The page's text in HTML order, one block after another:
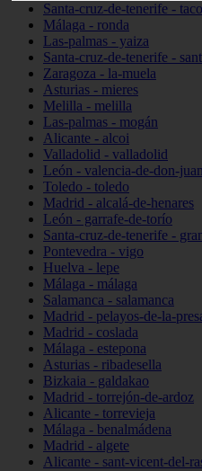
Santa-cruz-de-tenerife -
Málaga - ronda
Las-palmas - yaiza
Santa-cruz-de-tenerife -
Zaragoza - la-muela
Asturias - mieres
Melilla - melilla
Las-palmas - mogán
Alicante - alcoi
Valladolid - valladolid
León - valencia-de-don-juan
Toledo - toledo
Madrid - alcalá-de-henares
León - garrafe-de-torío
Santa-cruz-de-tenerife -
Pontevedra - vigo
Huelva - lepe
Málaga - málaga
Salamanca - salamanca
Madrid - pelayos-de-la-
Madrid - coslada
Málaga - estepona
Asturias - ribadesella
Bizkaia - galdakao
Madrid - torrejón-de-ardoz
Alicante - torrevieja
Málaga - benalmádena
Madrid - algete
Alicante - sant-vicent-del-